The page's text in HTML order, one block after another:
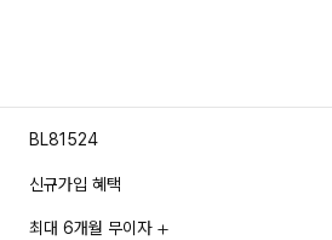
BL81524
신규가입 혜택
최대 6개월 무이자